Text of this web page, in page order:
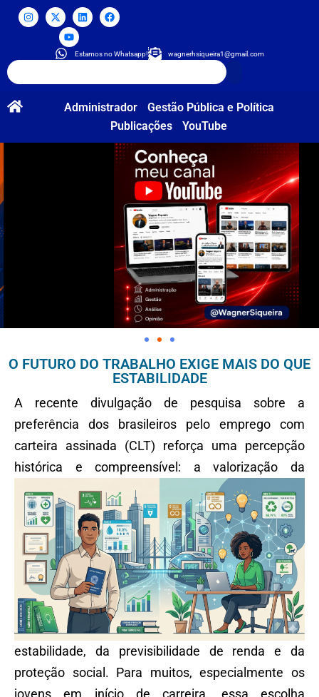
Estamos no Whatsapp! wagnerhsiqueira1@gmail.com
Administrador
Gestão Pública e Política
Publicações
YouTube
O FUTURO DO TRABALHO EXIGE MAIS DO QUE
ESTABILIDADE
A recente divulgação de pesquisa sobre a
preferência dos brasileiros pelo emprego com
carteira assinada (CLT) reforça uma percepção
histórica e compreensível: avalorização da
estabilidade, da previsibilidade de renda e da
proteção social. Para muitos, especialmente os
jovens em início de carreira, essa escolha